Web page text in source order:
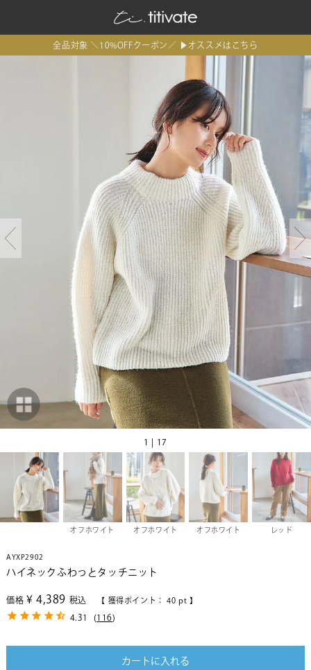
全品対象 ＼10%OFFクーポン／ ▶オススメはこちら
1 | 17
オフホワイト オフホワイト オフホワイト レッド
AYXP2902
ハイネックふわっとタッチニット
価格 ¥ 4,389 税込 【 獲得ポイント： 40 pt 】
4.31 (116)
カートに入れる